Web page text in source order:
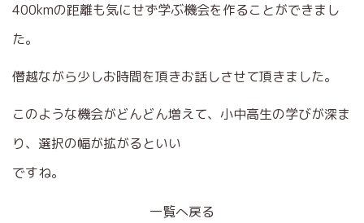
400kmの距離も気にせず学ぶ機会を作ることができまし
た。
僭越ながら少しお時間を頂きお話しさせて頂きました。
このような機会がどんどん増えて、小中高生の学びが深ま
り、選択の幅が拡がるといい
ですね。
一覧へ戻る